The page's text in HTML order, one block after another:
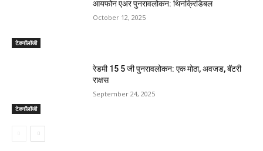
टेक्नॉलॉजी
आयफोन एअर पुनरावलोकन: थिनक्रिडिबल
October 12, 2025
टेक्नॉलॉजी
रेडमी 15 5 जी पुनरावलोकन: एक मोठा, अवजड, बॅटरी
राक्षस
September 24, 2025